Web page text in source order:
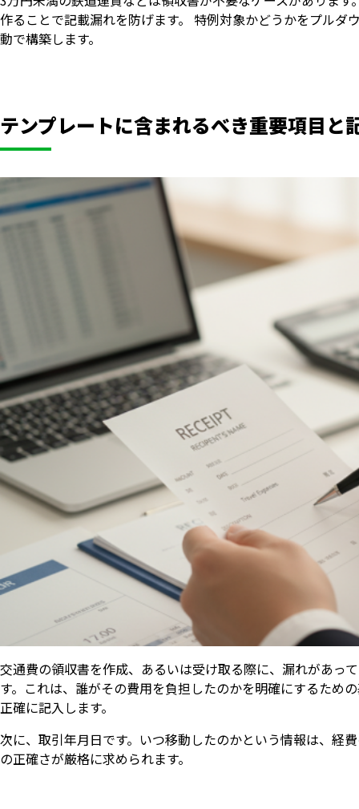
作ることで記載漏れを防げます。 特例対象かどうかをプル
動で構築します。
テンプレートに含まれるべき重要項目と
交通費の領収書を作成、あるいは受け取る際に、漏れがあっ
す。これは、誰がその費用を負担したのかを明確にするため
正確に記入します。
次に、取引年月日です。いつ移動したのかという情報は、経
の正確さが厳格に求められます。